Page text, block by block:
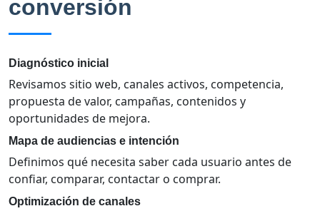
conversión
Diagnóstico inicial
Revisamos sitio web, canales activos, competencia,
propuesta de valor, campañas, contenidos y
oportunidades de mejora.
Mapa de audiencias e intención
Definimos qué necesita saber cada usuario antes de
confiar, comparar, contactar o comprar.
Optimización de canales